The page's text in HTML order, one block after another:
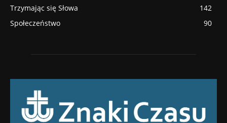
Trzymając się Słowa
142
Społeczeństwo
90